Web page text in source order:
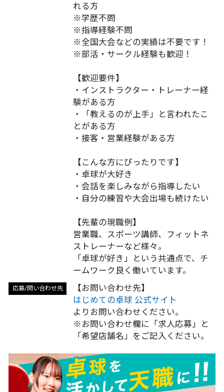
れる方
※学歴不問
※指導経験不問
※全国大会などの実績は不要です！
※部活・サークル経験も歓迎！
【歓迎要件】
・インストラクター・トレーナー経
験がある方
・「教えるのが上手」と言われたこ
とがある方
・接客・営業経験がある方
【こんな方にぴったりです】
・卓球が大好き
・会話を楽しみながら指導したい
・自分の練習や大会出場も続けたい
【先輩の現職例】
営業職、スポーツ講師、フィットネ
ストレーナーなど様々。
「卓球が好き」という共通点で、チ
ームワーク良く働いています。
応募/問い合わせ先
はじめての卓球 公式サイト
よりお問い合わせください。
※お問い合わせ欄に「求人応募」と
「希望店舗名」をご記入ください。